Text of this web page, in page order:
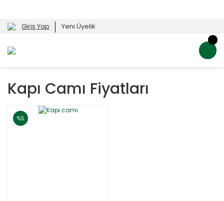
Giriş Yap Yeni Üyelik
Kapı Camı Fiyatları
%5